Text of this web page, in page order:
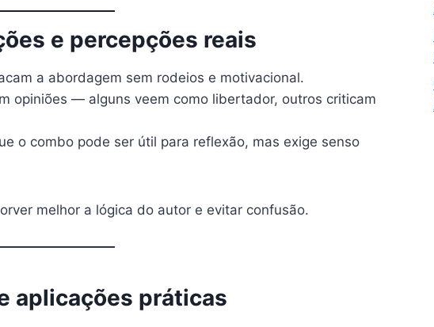
e percepções reais
a abordagem sem rodeios e motivacional.
opiniões — alguns veem como libertador, outros criticam
o combo pode ser útil para reflexão, mas exige senso
melhor a lógica do autor e evitar confusão.
aplicações práticas